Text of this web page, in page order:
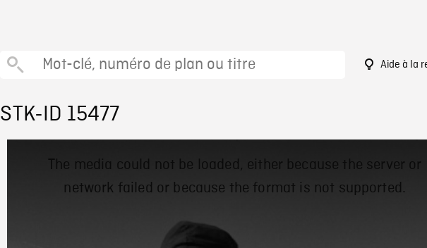
Aide à la
STK-ID 15477
The media could not be loaded, either because the server or
network failed or because the format is not supported.